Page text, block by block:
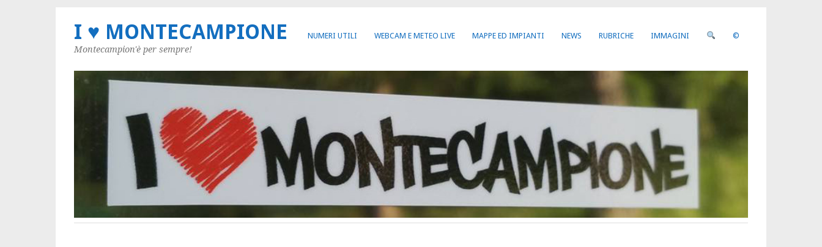
NUMERI UTILI WEBCAM E METEO LIVE MAPPE ED IMPIANTI NEWS RUBRICHE IMMAGINI ©
I ♥ MONTECAMPIONE
Montecampion'è per sempre!